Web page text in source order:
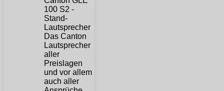
Das Canton
Lautsprecher
aller
Preislagen
und vor allem
auch aller